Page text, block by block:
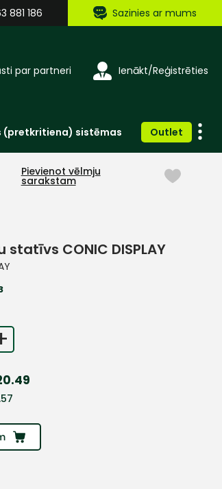
881 186 Sazinies ar mums
par partneri Ienākt/Reģistrēties
(pretkritiena) sistēmas Outlet
Pievienot vēlmju
sarakstam
CONIC DISPLAY